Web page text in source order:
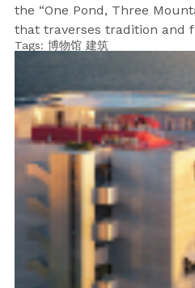
the “One Pond, Three
that traverses tradition and
Tags: 博物馆 建筑